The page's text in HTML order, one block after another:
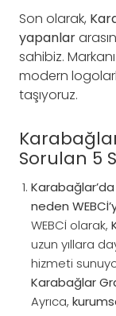
Son olarak,
yapanlar
sahibiz.
modern
taşıyoruz.
Sorulan 5
neden
WEBCİ olarak,
uzun yıllara
hizmeti
Karabağlar
Ayrıca,